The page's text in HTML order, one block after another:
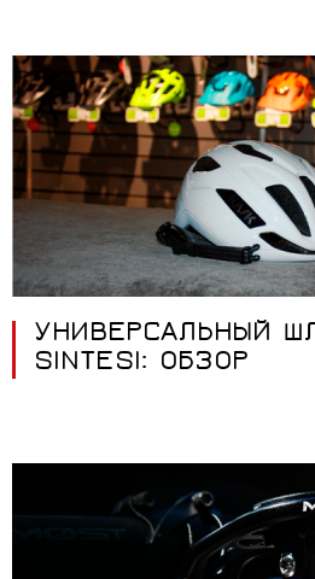
УНИВЕРСАЛЬНЫЙ
SINTESI: ОБЗОР